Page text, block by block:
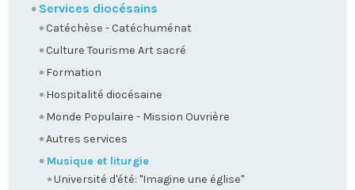
Services diocésains
Catéchèse - Catéchuménat
Culture Tourisme Art sacré
Formation
Hospitalité diocésaine
Monde Populaire - Mission Ouvrière
Autres services
Musique et liturgie
Université d'été: "Imagine une église"